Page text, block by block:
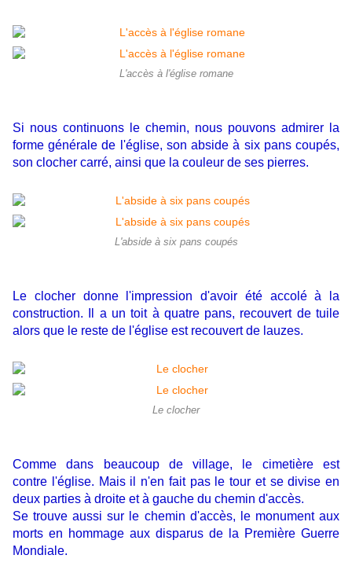
L'accès à l'église romane
Si nous continuons le chemin, nous pouvons admirer la
forme générale de l'église, son abside à six pans coupés,
son clocher carré, ainsi que la couleur de ses pierres.
L'abside à six pans coupés
Le clocher donne l'impression d'avoir été accolé à la
construction. Il a un toit à quatre pans, recouvert de tuile
alors que le reste de l'église est recouvert de lauzes.
Le clocher
Comme dans beaucoup de village, le cimetière est
contre l'église. Mais il n'en fait pas le tour et se divise en
deux parties à droite et à gauche du chemin d'accès.
Se trouve aussi sur le chemin d'accès, le monument aux
morts en hommage aux disparus de la Première Guerre
Mondiale.